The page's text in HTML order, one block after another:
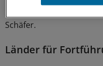
Schäfer.
Länder für